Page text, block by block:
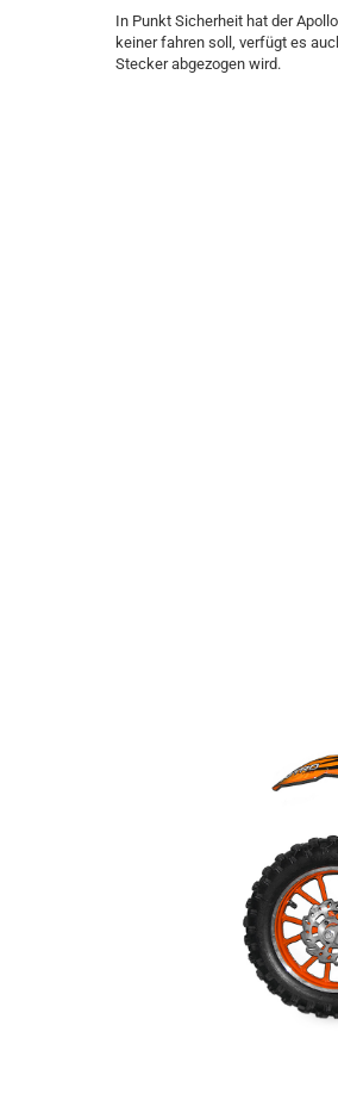
In Punkt Sicherheit hat der
keiner fahren soll, verfügt es
Stecker abgezogen wird.